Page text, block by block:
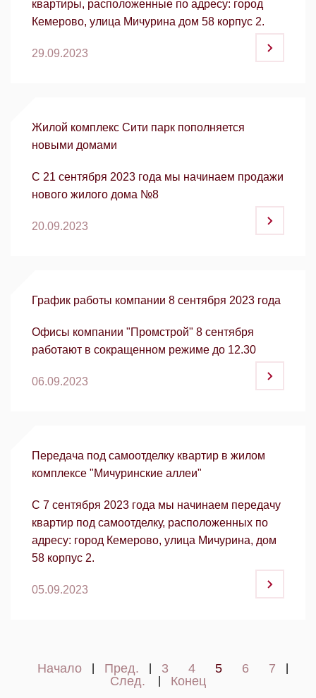
квартиры, расположенные по адресу: город
Кемерово, улица Мичурина дом 58 корпус 2.
29.09.2023
Жилой комплекс Сити парк пополняется
новыми домами
С 21 сентября 2023 года мы начинаем продажи
нового жилого дома №8
20.09.2023
График работы компании 8 сентября 2023 года
Офисы компании "Промстрой" 8 сентября
работают в сокращенном режиме до 12.30
06.09.2023
Передача под самоотделку квартир в жилом
комплексе "Мичуринские аллеи"
С 7 сентября 2023 года мы начинаем передачу
квартир под самоотделку, расположенных по
адресу: город Кемерово, улица Мичурина, дом
58 корпус 2.
05.09.2023
Начало Пред. 3 4 5 6 7
След. Конец